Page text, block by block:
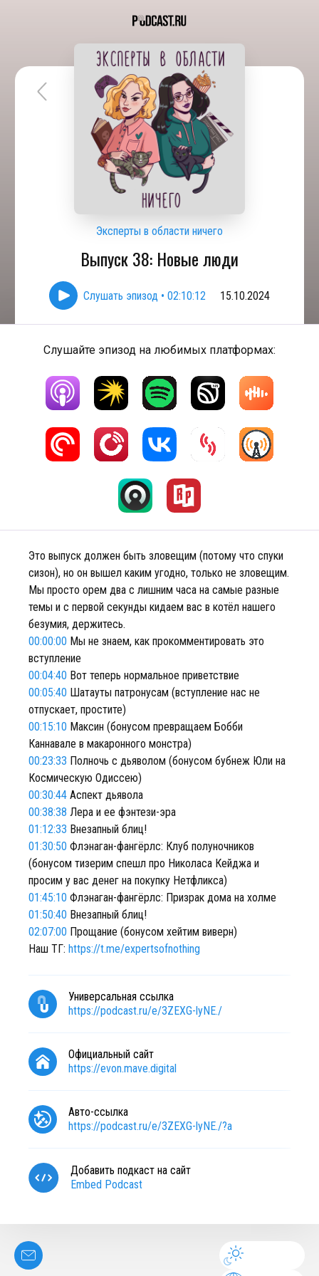
Эксперты в области ничего
Выпуск 38: Новые люди
Слушать эпизод • 02:10:12 15.10.2024
Слушайте эпизод на любимых платформах:
Это выпуск должен быть зловещим (потому что спуки
сизон), но он вышел каким угодно, только не зловещим.
Мы просто орем два с лишним часа на самые разные
темы и с первой секунды кидаем вас в котёл нашего
безумия, держитесь.
00:00:00 Мы не знаем, как прокомментировать это
вступление
00:04:40 Вот теперь нормальное приветствие
00:05:40 Шатауты патронусам (вступление нас не
отпускает, простите)
00:15:10 Максин (бонусом превращаем Бобби
Каннавале в макаронного монстра)
00:23:33 Полночь с дьяволом (бонусом бубнеж Юли на
Космическую Одиссею)
00:30:44 Аспект дьявола
00:38:38 Лера и ее фэнтези-эра
01:12:33 Внезапный блиц!
01:30:50 Флэнаган-фангёрлс: Клуб полуночников
(бонусом тизерим спешл про Николаса Кейджа и
просим у вас денег на покупку Нетфликса)
01:45:10 Флэнаган-фангёрлс: Призрак дома на холме
01:50:40 Внезапный блиц!
02:07:00 Прощание (бонусом хейтим виверн)
Наш ТГ: https://t.me/expertsofnothing
Универсальная ссылка
https://podcast.ru/e/3ZEXG-lyNE./
Официальный сайт
https://evon.mave.digital
Авто-ссылка
https://podcast.ru/e/3ZEXG-lyNE./?a
Добавить подкаст на сайт
Embed Podcast